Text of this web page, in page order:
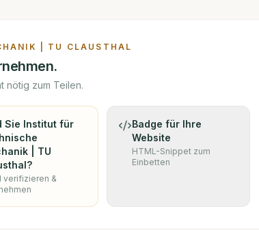
| TU CLAUSTHAL
nötig zum Teilen.
Sie Institut für
| TU
?
verifizieren &
Badge für Ihre
Website
HTML-Snippet zum
Einbetten